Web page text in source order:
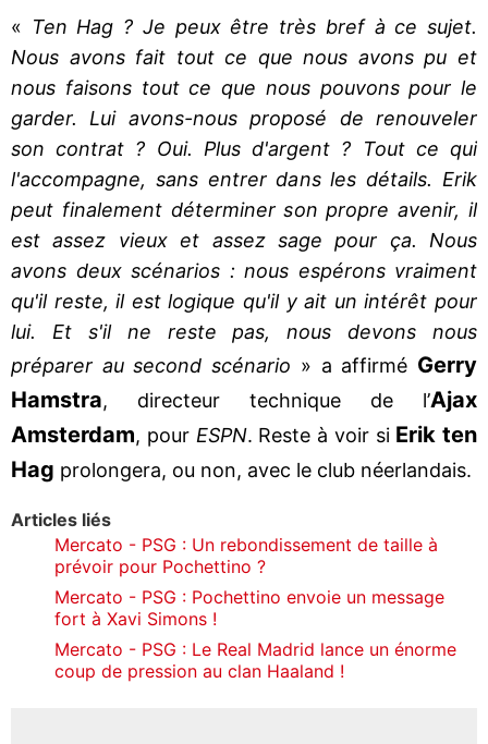
« Ten Hag ? Je peux être très bref à ce sujet.
Nous avons fait tout ce que nous avons pu et
nous faisons tout ce que nous pouvons pour le
garder. Lui avons-nous proposé de renouveler
son contrat ? Oui. Plus d'argent ? Tout ce qui
l'accompagne, sans entrer dans les détails. Erik
peut finalement déterminer son propre avenir, il
est assez vieux et assez sage pour ça. Nous
avons deux scénarios : nous espérons vraiment
qu'il reste, il est logique qu'il y ait un intérêt pour
lui. Et s'il ne reste pas, nous devons nous
préparer au second scénario » a affirmé Gerry
Hamstra, directeur technique de l’Ajax
Amsterdam, pour ESPN. Reste à voir si Erik ten
Hag prolongera, ou non, avec le club néerlandais.
Articles liés
Mercato - PSG : Un rebondissement de taille à
prévoir pour Pochettino ?
Mercato - PSG : Pochettino envoie un message
fort à Xavi Simons !
Mercato - PSG : Le Real Madrid lance un énorme
coup de pression au clan Haaland !